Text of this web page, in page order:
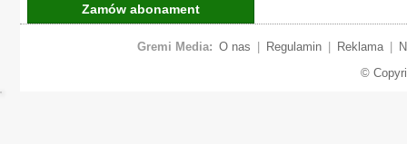
Zamów abonament
Gremi Media: O nas Regulamin Reklama
©